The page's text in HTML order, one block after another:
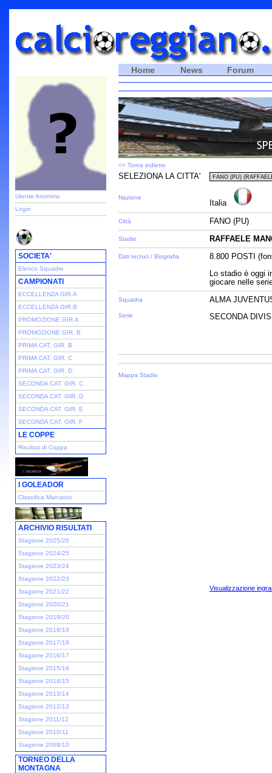
Utente Anonimo
Login
SOCIETA'
Elenco Squadre
CAMPIONATI
ECCELLENZA GIR.A
ECCELLENZA GIR.B
PROMOZIONE GIR.A
PROMOZIONE GIR. B
PRIMA CAT. GIR. B
PRIMA CAT. GIR. C
PRIMA CAT. GIR. D
SECONDA CAT. GIR. C
SECONDA CAT. GIR. D
SECONDA CAT. GIR. E
SECONDA CAT. GIR. F
LE COPPE
Risultati di Coppa
I GOLEADOR
Classifica Marcatori
ARCHIVIO RISULTATI
Stagione 2025/26
Stagione 2024/25
Stagione 2023/24
Stagione 2022/23
Stagione 2021/22
Stagione 2020/21
Stagione 2019/20
Stagione 2018/19
Stagione 2017/18
Stagione 2016/17
Stagione 2015/16
Stagione 2014/15
Stagione 2013/14
Stagione 2012/13
Stagione 2011/12
Stagione 2010/11
Stagione 2009/10
TORNEO DELLA
MONTAGNA
Home News Forum
<< Torna indietro
SELEZIONA LA CITTA'
Nazione
Italia
Città FANO (PU)
Stadio RAFFAELE
Dati tecnici / Biografia
8.800 POSTI
Lo stadio è oggi
giocare nelle
Squadra
Serie
ALMA
SECONDA
Mappa Stadio
Visualizzazione